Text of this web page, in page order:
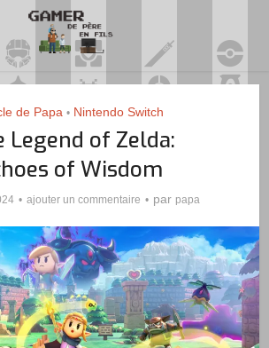
de Papa • Nintendo Switch
Legend of Zelda:
of Wisdom
ajouter un commentaire par papa